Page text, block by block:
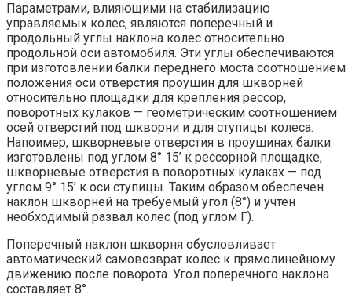
Параметрами, влияющими на стабилизацию
управляемых колес, являются поперечный и
продольный углы наклона колес относительно
продольной оси автомобиля. Эти углы обеспечиваются
при изготовлении балки переднего моста соотношением
положения оси отверстия проушин для шкворней
относительно площадки для крепления рессор,
поворотных кулаков — геометрическим соотношением
осей отверстий под шкворни и для ступицы колеса.
Напоимер, шкворневые отверстия в проушинах балки
изготовлены под углом 8° 15’ к рессорной площадке,
шкворневые отверстия в поворотных кулаках — под
углом 9° 15’ к оси ступицы. Таким образом обеспечен
наклон шкворней на требуемый угол (8°) и учтен
необходимый развал колес (под углом Г).
Поперечный наклон шкворня обусловливает
автоматический самовозврат колес к прямолинейному
движению после поворота. Угол поперечного наклона
составляет 8°.